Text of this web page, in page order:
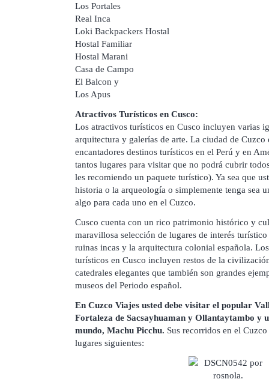
Los Portales
Real Inca
Loki Backpackers Hostal
Hostal Familiar
Hostal Marani
Casa de Campo
El Balcon y
Los Apus
Atractivos Turísticos en Cusco:
Los atractivos turísticos en Cusco incluyen varias
arquitectura y galerías de arte. La ciudad de Cuzco
encantadores destinos turísticos en el Perú y en
tantos lugares para visitar que no podrá cubrir
les recomiendo un paquete turístico). Ya sea que
historia o la arqueología o simplemente tenga sea
algo para cada uno en el Cuzco.
Cusco cuenta con un rico patrimonio histórico y
maravillosa selección de lugares de interés
ruinas incas y la arquitectura colonial española.
turísticos en Cusco incluyen restos de la
catedrales elegantes que también son grandes
museos del Periodo español.
En Cuzco Viajes usted debe visitar el popular
Fortaleza de Sacsayhuaman y Ollantaytambo y
mundo, Machu Picchu. Sus recorridos en el
lugares siguientes: